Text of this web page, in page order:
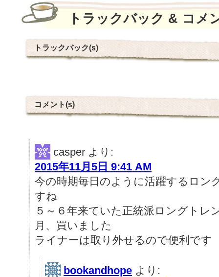
トラックバック & コメ
トラックバック(s)
コメント(s)
casper より:
2015年11月5日 9:41 AM
今の時期毎日のように活躍するロン
すね
５～６年来ていた正統派ロングトレ
月、買いました
ライナーは取り外せるので便利で
bookandhope より: